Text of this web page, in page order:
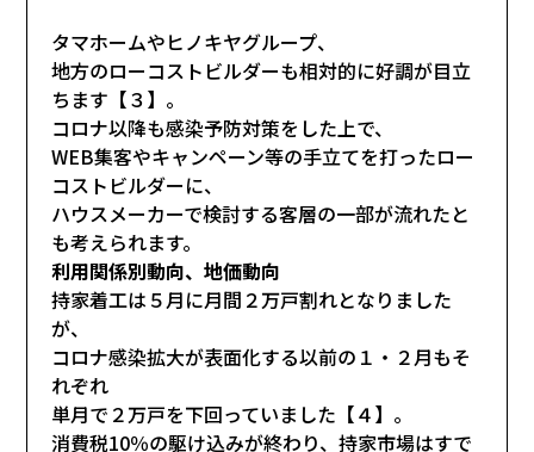
タマホームやヒノキヤグループ、
地方のローコストビルダーも相対的に好調が目立
ちます【３】。
コロナ以降も感染予防対策をした上で、
WEB集客やキャンペーン等の手立てを打ったロー
コストビルダーに、
ハウスメーカーで検討する客層の一部が流れたと
も考えられます。
利用関係別動向、地価動向
持家着工は５月に月間２万戸割れとなりました
が、
コロナ感染拡大が表面化する以前の１・２月もそ
れぞれ
単月で２万戸を下回っていました【４】。
消費税10％の駆け込みが終わり、持家市場はすで